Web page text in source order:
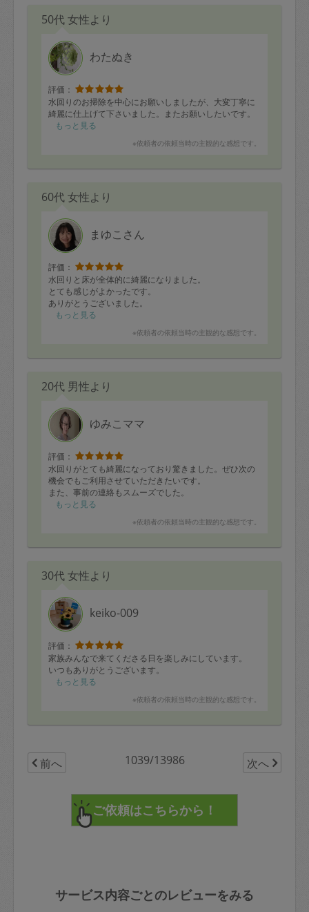
50代 女性より
わたぬき
評価：
水回りのお掃除を中心にお願いしましたが、大変丁寧に
綺麗に仕上げて下さいました。またお願いしたいです。
もっと見る
※依頼者の依頼当時の主観的な感想です。
60代 女性より
まゆこさん
評価：
水回りと床が全体的に綺麗になりました。
とても感じがよかったです。
ありがとうございました。
もっと見る
※依頼者の依頼当時の主観的な感想です。
20代 男性より
ゆみこママ
評価：
水回りがとても綺麗になっており驚きました。ぜひ次の
機会でもご利用させていただきたいです。
また、事前の連絡もスムーズでした。
もっと見る
※依頼者の依頼当時の主観的な感想です。
30代 女性より
keiko-009
評価：
家族みんなで来てくださる日を楽しみにしています。
いつもありがとうございます。
もっと見る
※依頼者の依頼当時の主観的な感想です。
前へ 1039/13986 次へ
サービス内容ごとのレビューをみる